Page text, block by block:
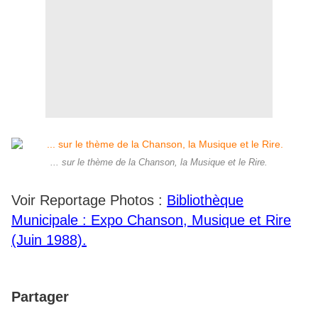
... sur le thème de la Chanson, la Musique et le Rire.
Voir Reportage Photos : Bibliothèque
Municipale : Expo Chanson, Musique et Rire
(Juin 1988).
Partager